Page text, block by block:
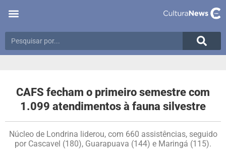
CAFS fecham o primeiro semestre com
1.099 atendimentos à fauna silvestre
Núcleo de Londrina liderou, com 660 assistências, seguido
por Cascavel (180), Guarapuava (144) e Maringá (115).